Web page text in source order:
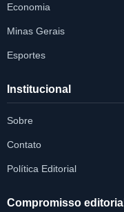
Economia
Minas Gerais
Esportes
Institucional
Sobre
Contato
Política Editorial
Compromisso editorial